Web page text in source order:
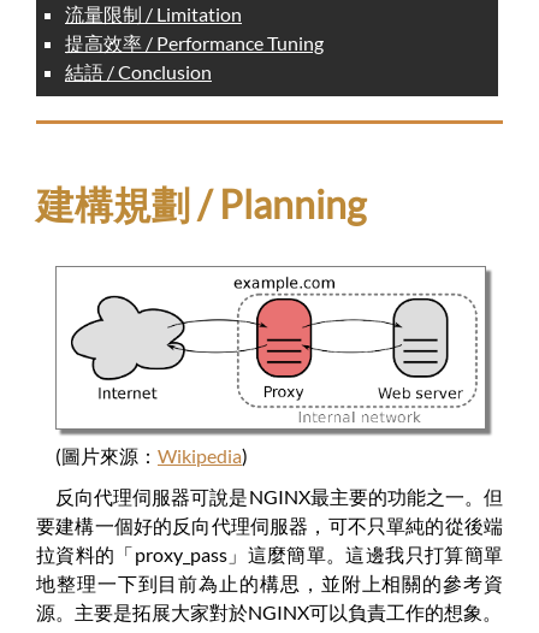
流量限制 / Limitation
提高效率 / Performance Tuning
結語 / Conclusion
建構規劃 / Planning
(圖片來源： Wikipedia)
反向代理伺服器可說是NGINX最主要的功能之一。但
要建構一個好的反向代理伺服器，可不只單純的從後端
拉資料的「proxy_pass」這麼簡單。這邊我只打算簡單
地整理一下到目前為止的構思，並附上相關的參考資
源。主要是拓展大家對於NGINX可以負責工作的想象。